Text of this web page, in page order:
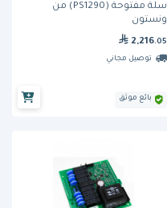
سلة مفتوحة (PS1290) من
ونستون
2,216.05
توصيل مجاني
بائع موثق